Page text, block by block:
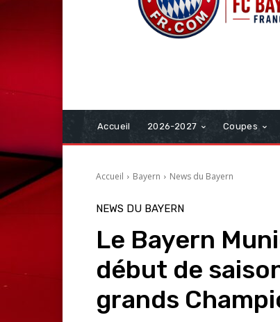
Accueil 2026-2027 Coupes
Accueil Bayern News du Bayern
NEWS DU BAYERN
Le Bayern
début de
grands